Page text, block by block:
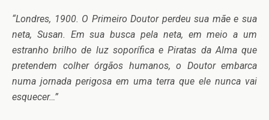
“Londres, 1900. O Primeiro Doutor perdeu sua mãe e sua
neta, Susan. Em sua busca pela neta, em meio a um
estranho brilho de luz soporífica e Piratas da Alma que
pretendem colher órgãos humanos, o Doutor embarca
numa jornada perigosa em uma terra que ele nunca vai
esquecer…”